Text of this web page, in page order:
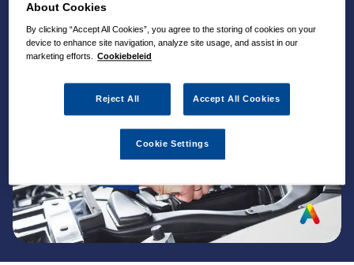
About Cookies
By clicking “Accept All Cookies”, you agree to the storing of cookies on your
device to enhance site navigation, analyze site usage, and assist in our
marketing efforts.
Cookiebeleid
Reject All Accept All Cookies
Cookie Settings